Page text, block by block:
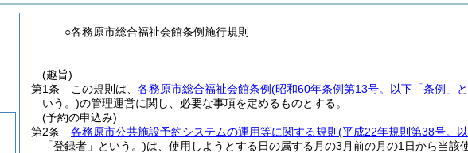
○各務原市総合福祉会館条例施行規則
(趣旨)
第1条
この規則は、 各務原市総合福祉会館条例(昭和60年条例第13号。以下「条例」
いう。)の管理運営に関し、必要な事項を定めるものとする。
(予約の申込み)
第2条
各務原市公共施設予約システムの運用等に関する規則 (平成22年規則第38号。
「登録者」という。)は、使用しようとする日の属する月の3月前の月の1日から当該